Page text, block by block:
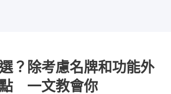
？除考慮名牌和功能外
一文教會你